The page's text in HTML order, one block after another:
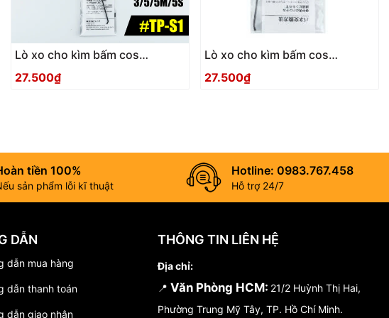
Lò xo cho kìm bấm cos
27.500₫
Lò xo cho kìm bấm cos
TSUNODA TP-S
27.500₫
tiền 100%
sản phẩm lỗi kĩ thuật
Hotline: 0983.767.458
Hỗ trợ 24/7
DẪN
dẫn mua hàng
dẫn thanh toán
dẫn giao nhận
THÔNG TIN LIÊN HỆ
Địa chỉ:
📍 Văn Phòng HCM: 21/2 Huỳnh Thị Hai,
Phường Trung Mỹ Tây, TP. Hồ Chí Minh.